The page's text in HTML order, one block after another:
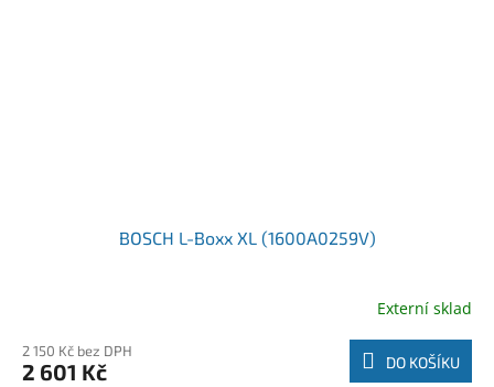
BOSCH L-Boxx XL (1600A0259V)
Externí sklad
2 150 Kč bez DPH
2 601 Kč DO KOŠÍKU